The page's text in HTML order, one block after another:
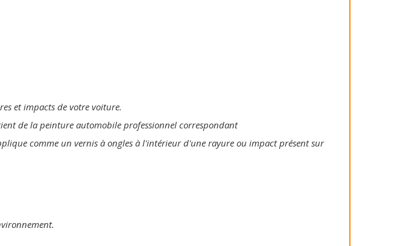
et impacts de votre voiture.
de la peinture automobile professionnel correspondant
comme un vernis à ongles à l'intérieur d'une rayure ou impact présent sur